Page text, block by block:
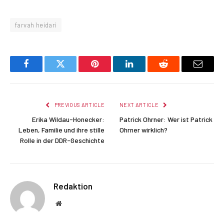
farvah heidari
FacebookTwitter Pinterest LinkedInReddit Email
PREVIOUS ARTICLE
Erika Wildau-Honecker:
Leben, Familie und ihre stille
Rolle in der DDR-Geschichte
NEXT ARTICLE
Patrick Ohrner: Wer ist Patrick
Ohrner wirklich?
Redaktion
Website